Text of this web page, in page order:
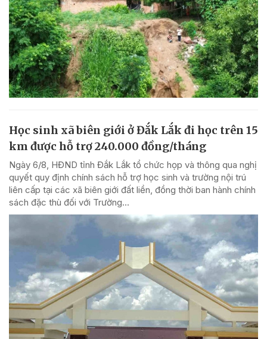
Học sinh xã biên giới ở Đắk Lắk đi học trên 15
km được hỗ trợ 240.000 đồng/tháng
Ngày 6/8, HĐND tỉnh Đắk Lắk tổ chức họp và thông qua nghị
quyết quy định chính sách hỗ trợ học sinh và trường nội trú
liên cấp tại các xã biên giới đất liền, đồng thời ban hành chính
sách đặc thù đối với Trường...